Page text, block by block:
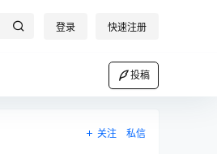
登录 快速注册
投稿
关注 私信